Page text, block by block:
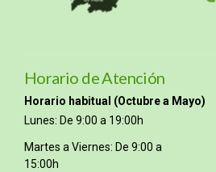
Horario de Atención
Horario habitual (Octubre a Mayo)
Lunes: De 9:00 a 19:00h
Martes a Viernes: De 9:00 a
15:00h